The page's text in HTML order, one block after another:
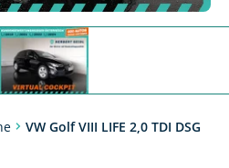
VW Golf VIII LIFE 2,0 TDI DSG